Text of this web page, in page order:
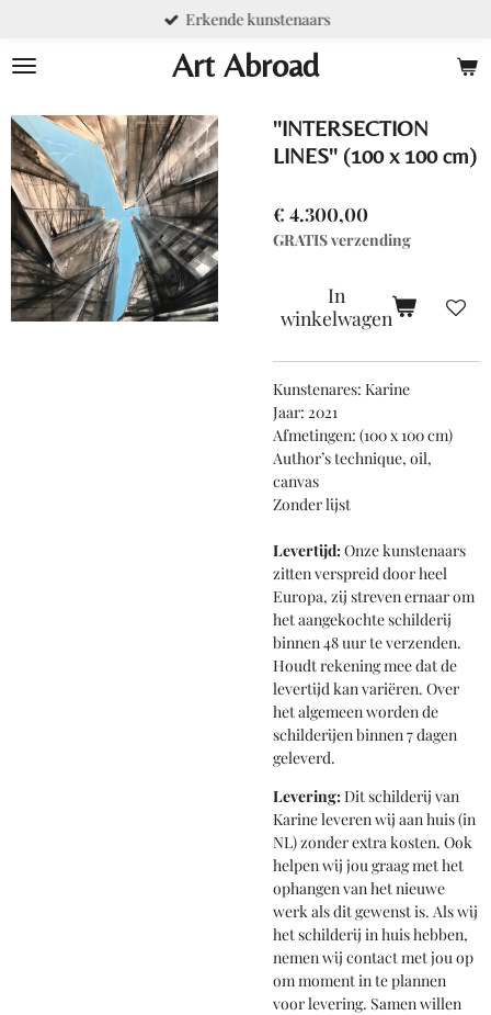
naar
hoofdinhoud
Art Abroad
Erkende kunstenaars
''INTERSECTION
LINES'' (100 x 100 cm)
€ 4.300,00
GRATIS verzending
In
winkelwagen
Kunstenares: Karine
Jaar: 2021
Afmetingen: (100 x 100 cm)
Author’s technique, oil,
canvas
Zonder lijst
Levertijd:Onze kunstenaars
zitten verspreid door heel
Europa, zij streven ernaar om
het aangekochte schilderij
binnen 48 uur te verzenden.
Houdt rekening mee dat de
levertijd kan variëren. Over
het algemeen worden de
schilderijen binnen 7 dagen
geleverd.
Levering:Dit schilderij van
Karine leveren wij aan huis (in
NL) zonder extra kosten. Ook
helpen wij jou graag met het
ophangen van het nieuwe
werk als dit gewenst is. Als wij
het schilderij in huis hebben,
nemen wij contact met jou op
om moment in te plannen
voor levering. Samen willen